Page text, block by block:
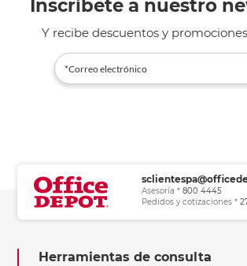
Inscríbete a nuestro
Y recibe descuentos y
Asesoría * 800 4445
Pedidos y cotizaciones *
Herramientas de consulta